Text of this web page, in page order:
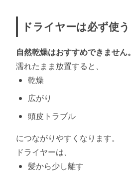
ドライヤーは必ず使う
自然乾燥はおすすめできません。
濡れたまま放置すると、
乾燥
広がり
頭皮トラブル
につながりやすくなります。
ドライヤーは、
髪から少し離す